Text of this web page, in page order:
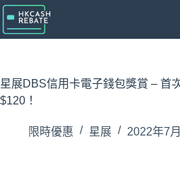
跳
至
主
內
容
星展DBS信用卡電子錢包獎賞 – 首
$120！
限時優惠 星展 2022年7